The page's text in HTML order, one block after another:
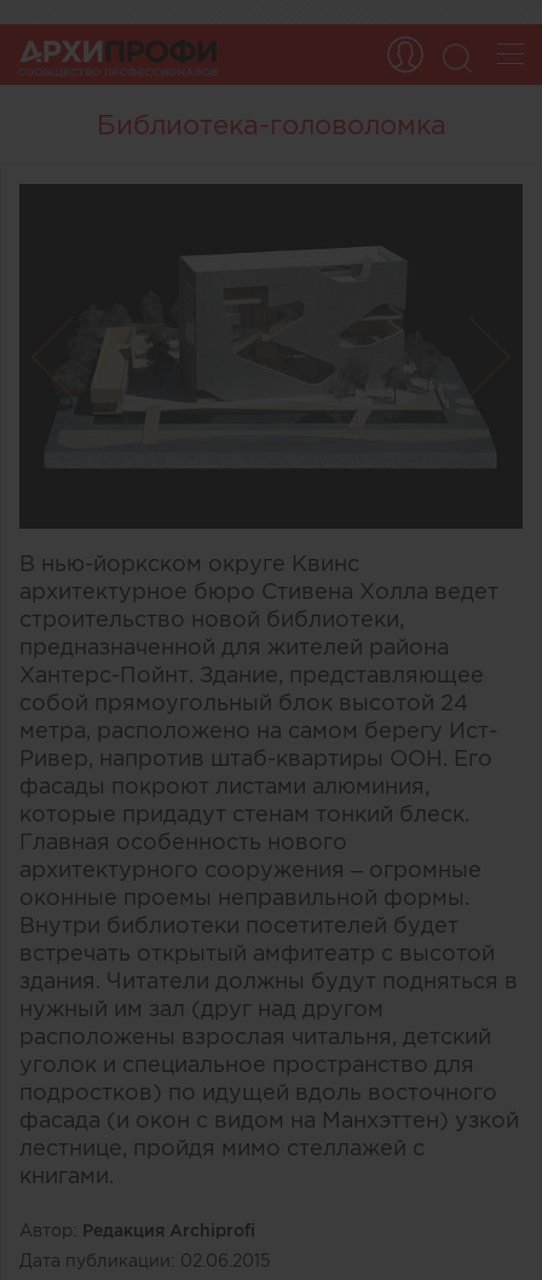
Библиотека-головоломка
В нью-йоркском округе Квинс
архитектурное бюро Стивена Холла ведет
строительство новой библиотеки,
предназначенной для жителей района
Хантерс-Пойнт. Здание, представляющее
собой прямоугольный блок высотой 24
метра, расположено на самом берегу Ист-
Ривер, напротив штаб-квартиры ООН. Его
фасады покроют листами алюминия,
которые придадут стенам тонкий блеск.
Главная особенность нового
архитектурного сооружения – огромные
оконные проемы неправильной формы.
Внутри библиотеки посетителей будет
встречать открытый амфитеатр с высотой
здания. Читатели должны будут подняться в
нужный им зал (друг над другом
расположены взрослая читальня, детский
уголок и специальное пространство для
подростков) по идущей вдоль восточного
фасада (и окон с видом на Манхэттен) узкой
лестнице, пройдя мимо стеллажей с
книгами.
Автор: Редакция Archiprofi
Дата публикации: 02.06.2015